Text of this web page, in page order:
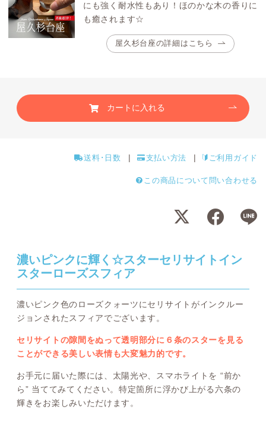
にも強く耐水性もあり！ほのかな木の香りに
も癒されます☆
屋久杉台座の詳細はこちら
カートに入れる
送料･日数 支払い方法 ご利用ガイド
この商品について問い合わせる
濃いピンクに輝く☆スターセリサイトイン
スターローズスフィア
濃いピンク色のローズクォーツにセリサイトがインクルー
ジョンされたスフィアでございます。
セリサイトの隙間をぬって透明部分に６条のスターを見る
ことができる美しい表情も大変魅力的です。
お手元に届いた際には、太陽光や、スマホライトを “前か
ら” 当ててみてください。特定箇所に浮かび上がる六条の
輝きをお楽しみいただけます。